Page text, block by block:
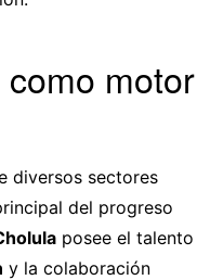
motor
diversos sectores
del progreso
posee el talento
y la colaboración